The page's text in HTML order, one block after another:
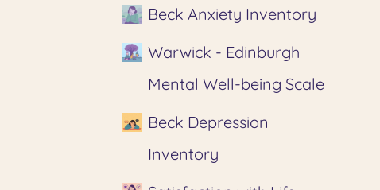
Beck Anxiety Inventory
Warwick - Edinburgh
Mental Well-being Scale
Beck Depression
Inventory